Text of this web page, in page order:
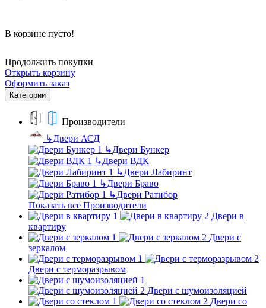
В корзине пусто!
Продолжить покупки
Открыть корзину
Оформить заказ
Категории
Производители
↳Двери АСД
↳Двери Бункер
↳Двери ВДК
↳Двери Лабиринт
↳Двери Браво
↳Двери Ратибор
Показать все Производители
Двери в
квартиру
Двери с
зеркалом
Двери с терморазрывом
Двери с шумоизоляцией
Двери со